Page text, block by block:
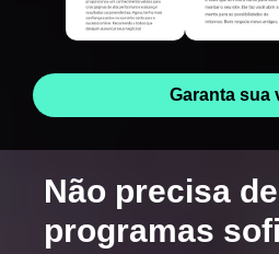
Garanta sua
Não precisa de
programas